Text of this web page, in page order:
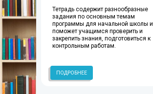
Тетрадь содержит разнообразные
задания по основным темам
программы для начальной школы и
поможет учащимся проверить и
закрепить знания, подготовиться к
контрольным работам.
ПОДРОБНЕЕ